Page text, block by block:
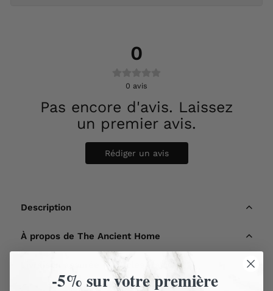
0
0 avis
Pas encore d'avis. Laissez
un premier avis.
Rédiger un avis
Description
À propos de The Ancient Home
Livraison assurée - Articles fragiles
-5% sur votre première